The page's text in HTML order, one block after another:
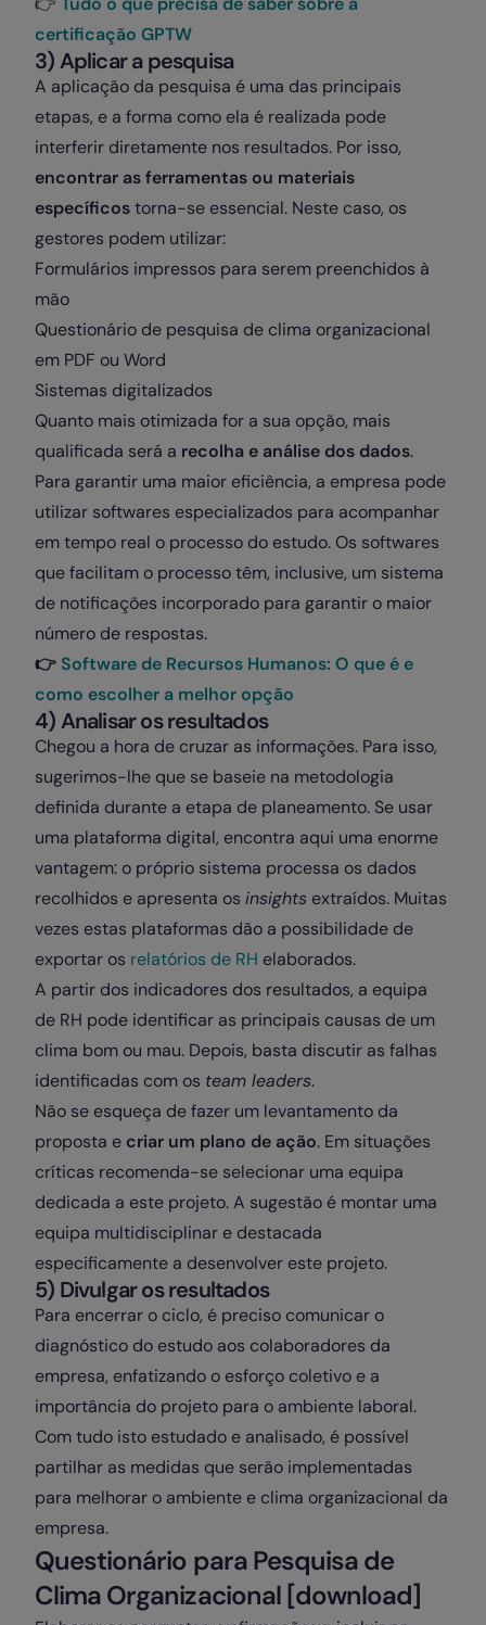
certificação GPTW
3) Aplicar a pesquisa
A aplicação da pesquisa é uma das principais
etapas, e a forma como ela é realizada pode
interferir diretamente nos resultados. Por isso,
encontrar as ferramentas ou materiais
específicostorna-se essencial. Neste caso, os
gestores podem utilizar:
Formulários impressos para serem preenchidos à
mão
Questionário de pesquisa de clima organizacional
em PDF ou Word
Sistemas digitalizados
Quanto mais otimizada for a sua opção, mais
qualificada será a recolha e análise dos dados.
Para garantir uma maior eficiência, a empresa pode
utilizar softwares especializados para acompanhar
em tempo real o processo do estudo. Os softwares
que facilitam o processo têm, inclusive, um sistema
de notificações incorporado para garantir o maior
número de respostas.
👉 Software de Recursos Humanos: O que é e
como escolher a melhor opção
4) Analisar os resultados
Chegou a hora de cruzar as informações. Para isso,
sugerimos-lhe que se baseie na metodologia
definida durante a etapa de planeamento. Se usar
uma plataforma digital, encontra aqui uma enorme
vantagem: o próprio sistema processa os dados
recolhidos e apresenta os insights extraídos. Muitas
vezes estas plataformas dão a possibilidade de
exportar os relatórios de RH elaborados.
A partir dos indicadores dos resultados, a equipa
de RH pode identificar as principais causas de um
clima bom ou mau. Depois, basta discutir as falhas
identificadas com os team leaders.
Não se esqueça de fazer um levantamento da
proposta e criar um plano de ação. Em situações
críticas recomenda-se selecionar uma equipa
dedicada a este projeto. A sugestão é montar uma
equipa multidisciplinar e destacada
especificamente a desenvolver este projeto.
5) Divulgar os resultados
Para encerrar o ciclo, é preciso comunicar o
diagnóstico do estudo aos colaboradores da
empresa, enfatizando o esforço coletivo e a
importância do projeto para o ambiente laboral.
Com tudo isto estudado e analisado, é possível
partilhar as medidas que serão implementadas
para melhorar o ambiente e clima organizacional da
empresa.
Questionário para Pesquisa de
Clima Organizacional [download]